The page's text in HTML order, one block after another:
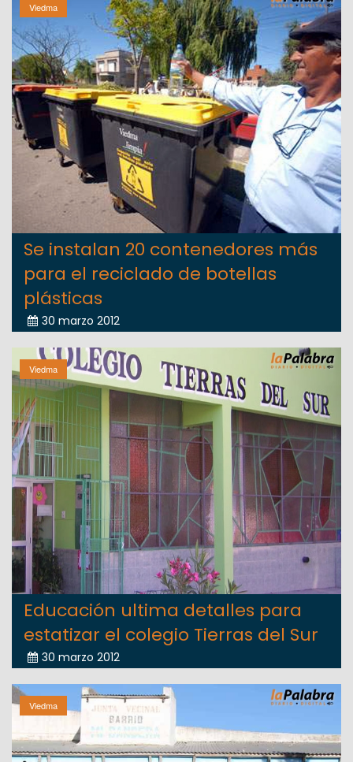
Viedma
Se instalan 20 contenedores más
para el reciclado de botellas
plásticas
30 marzo 2012
Viedma
Educación ultima detalles para
estatizar el colegio Tierras del Sur
30 marzo 2012
Viedma